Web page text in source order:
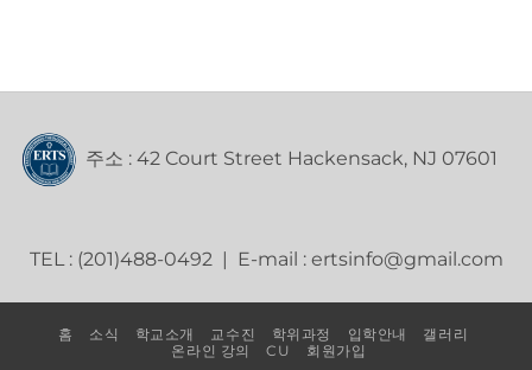
주소 : 42 Court Street Hackensack, NJ 07601
TEL : (201)488-0492 | E-mail : ertsinfo@gmail.com
홈 소식 학교소개 교수진 학위과정 입학안내
갤러리
온라인 강의
CU 회원가입